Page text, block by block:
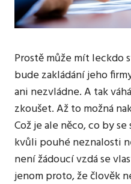
Prostě může mít leckdo
bude zakládání jeho
ani nezvládne. A tak
zkoušet. Až to možná
Což je ale něco, co by
kvůli pouhé neznalosti
není žádoucí vzdá se
jenom proto, že člověk